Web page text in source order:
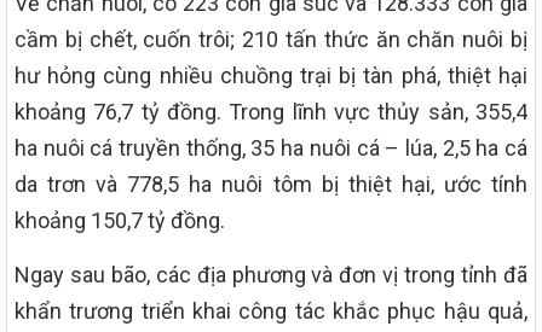
cầm bị chết, cuốn trôi; 210 tấn thức ăn chăn nuôi bị
hư hỏng cùng nhiều chuồng trại bị tàn phá, thiệt hại
khoảng 76,7 tỷ đồng. Trong lĩnh vực thủy sản, 355,4
ha nuôi cá truyền thống, 35 ha nuôi cá – lúa, 2,5 ha cá
da trơn và 778,5 ha nuôi tôm bị thiệt hại, ước tính
khoảng 150,7 tỷ đồng.
Ngay sau bão, các địa phương và đơn vị trong tỉnh đã
khẩn trương triển khai công tác khắc phục hậu quả,